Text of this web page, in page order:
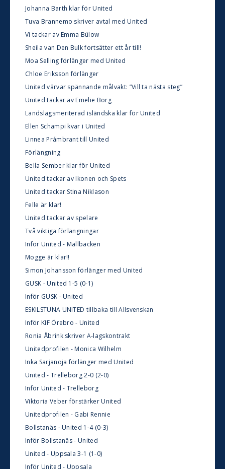
Johanna Barth klar för United
Tuva Brannemo skriver avtal med United
Vi tackar av Emma Bülow
Sheila van Den Bulk fortsätter ett år till!
Moa Selling förlänger med United
Chloe Eriksson förlänger
United värvar spännande målvakt: ”Vill ta nästa steg”
United tackar av Emelie Borg
Landslagsmeriterad isländska klar för United
Ellen Schampi kvar i United
Linnea Prámbrant till United
Förlängning
Bella Sember klar för United
United tackar av Ikonen och Spets
United tackar Stina Niklason
Felle är klar!
United tackar av spelare
Två viktiga förlängningar
Inför United - Mallbacken
Mogge är klar!!
Simon Johansson förlänger med United
GUSK - United 1-5 (0-1)
Inför GUSK - United
ESKILSTUNA UNITED tillbaka till Allsvenskan
Inför KIF Örebro - United
Ronia Åbrink skriver A-lagskontrakt
Unitedprofilen - Monica Wilhelm
Inka Sarjanoja förlänger med United
United - Trelleborg 2-0 (2-0)
Inför United - Trelleborg
Viktoria Veber förstärker United
Unitedprofilen - Gabi Rennie
Bollstanäs - United 1-4 (0-3)
Inför Bollstanäs - United
United - Uppsala 3-1 (1-0)
Inför United - Uppsala